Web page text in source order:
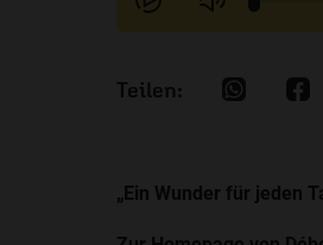
„Ein Wunder für jeden